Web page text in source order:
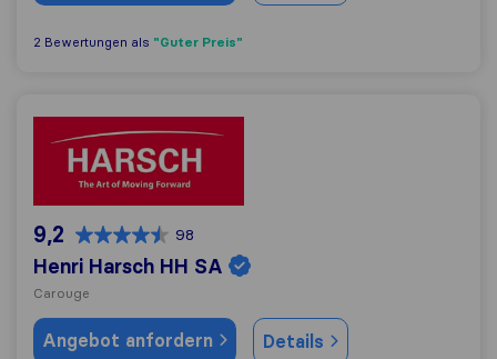
2 Bewertungen als "Guter Preis"
Henri Harsch HH SA
9,2 98
Henri Harsch HH SA
Carouge
Angebot anfordern Details